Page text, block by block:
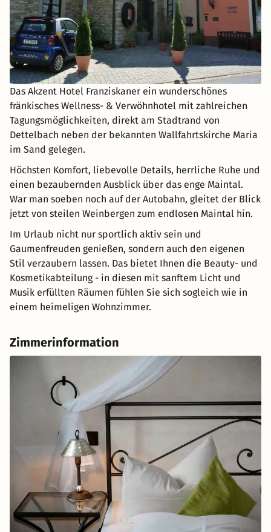
Das Akzent Hotel Franziskaner ein wunderschönes
fränkisches Wellness- & Verwöhnhotel mit zahlreichen
Tagungsmöglichkeiten, direkt am Stadtrand von
Dettelbach neben der bekannten Wallfahrtskirche Maria
im Sand gelegen.
Höchsten Komfort, liebevolle Details, herrliche Ruhe und
einen bezaubernden Ausblick über das enge Maintal.
War man soeben noch auf der Autobahn, gleitet der Blick
jetzt von steilen Weinbergen zum endlosen Maintal hin.
Im Urlaub nicht nur sportlich aktiv sein und
Gaumenfreuden genießen, sondern auch den eigenen
Stil verzaubern lassen. Das bietet Ihnen die Beauty- und
Kosmetikabteilung - in diesen mit sanftem Licht und
Musik erfüllten Räumen fühlen Sie sich sogleich wie in
einem heimeligen Wohnzimmer.
Zimmerinformation